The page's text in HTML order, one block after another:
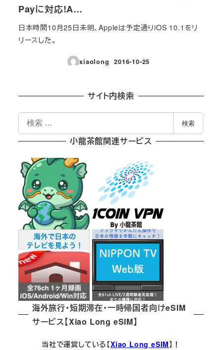
Payに対応!A…
日本時間10月25日未明、Appleは予定通りiOS 10.1をリ
リースした。
xiaolong
投稿日
2016-10-25
サイト内検索
索
検索
小龍茶館関連サービス
海外旅行・短期滞在・一時帰国者向けeSIM
サービス【Xiao Long eSIM】
当社で運営している【Xiao Long eSIM】！